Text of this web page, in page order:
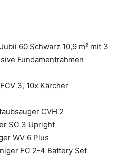
60 Schwarz 10,9 m² mit 3
Fundamentrahmen
3, 10x Kärcher
CVH 2
SC 3 Upright
WV 6 Plus
FC 2-4 Battery Set